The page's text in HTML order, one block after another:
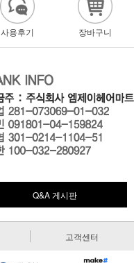
사용후기 장바구니
Q&A 게시판
고객센터